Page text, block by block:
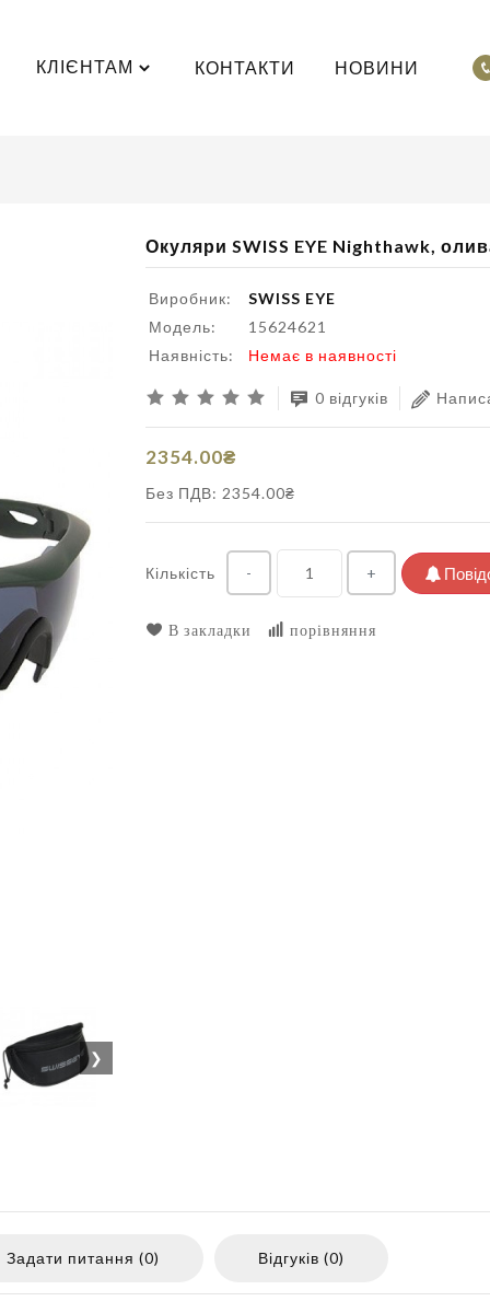
КЛІЄНТАМ КОНТАКТИ НОВИНИ
❯
Окуляри SWISS EYE Nighthawk,
Виробник:
SWISS EYE
Модель:
15624621
Наявність:
Немає в наявності
0 відгуків
2354.00₴
Без ПДВ: 2354.00₴
Кількість - +
В закладки порівняння
Задати питання (0) Відгуків (0)